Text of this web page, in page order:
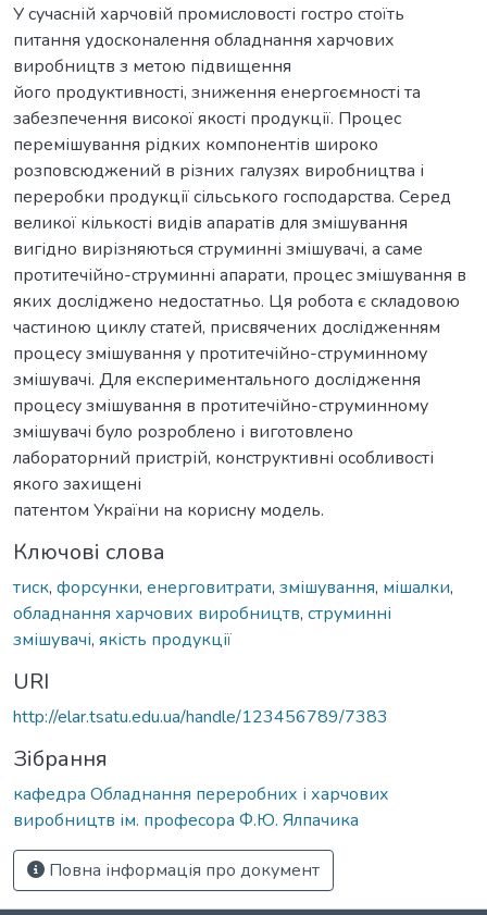
У сучасній харчовій промисловості гостро стоїть
питання удосконалення обладнання харчових
виробництв з метою підвищення
його продуктивності, зниження енергоємності та
забезпечення високої якості продукції. Процес
перемішування рідких компонентів широко
розповсюджений в різних галузях виробництва і
переробки продукції сільського господарства. Серед
великої кількості видів апаратів для змішування
вигідно вирізняються струминні змішувачі, а саме
протитечійно-струминні апарати, процес змішування в
яких досліджено недостатньо. Ця робота є складовою
частиною циклу статей, присвячених дослідженням
процесу змішування у протитечійно-струминному
змішувачі. Для експериментального дослідження
процесу змішування в протитечійно-струминному
змішувачі було розроблено і виготовлено
лабораторний пристрій, конструктивні особливості
якого захищені
патентом України на корисну модель.
Ключові слова
тиск, форсунки, енерговитрати, змішування, мішалки,
обладнання харчових виробництв, струминні
змішувачі, якість продукції
URI
http://elar.tsatu.edu.ua/handle/123456789/7383
Зібрання
кафедра Обладнання переробних і харчових
виробництв ім. професора Ф.Ю. Ялпачика
Повна інформація про документ